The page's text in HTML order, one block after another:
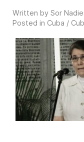
Written by Sor
Posted in Cuba /